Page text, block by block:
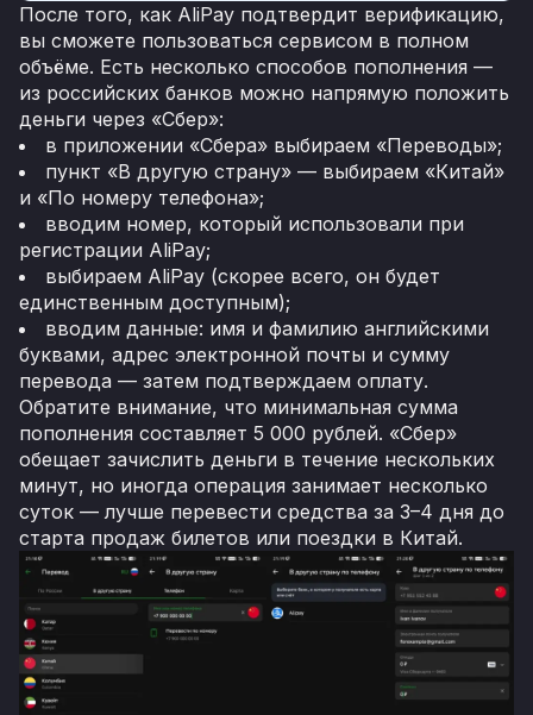
После того, как AliPay подтвердит верификацию,
вы сможете пользоваться сервисом в полном
объёме. Есть несколько способов пополнения —
из российских банков можно напрямую положить
деньги через «Сбер»:
в приложении «Сбера» выбираем «Переводы»;
пункт «В другую страну» — выбираем «Китай»
и «По номеру телефона»;
вводим номер, который использовали при
регистрации AliPay;
выбираем AliPay (скорее всего, он будет
единственным доступным);
вводим данные: имя и фамилию английскими
буквами, адрес электронной почты и сумму
перевода — затем подтверждаем оплату.
Обратите внимание, что минимальная сумма
пополнения составляет 5 000 рублей. «Сбер»
обещает зачислить деньги в течение нескольких
минут, но иногда операция занимает несколько
суток — лучше перевести средства за 3–4 дня до
старта продаж билетов или поездки в Китай.